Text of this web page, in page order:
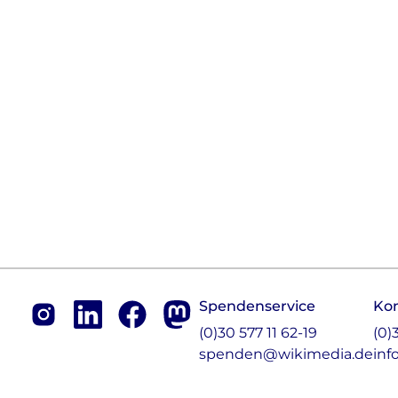
InstagramLinkedInFacebookMastodon
Spendenservice
(0)30 577 11 62-19
spenden@wikimedia.de